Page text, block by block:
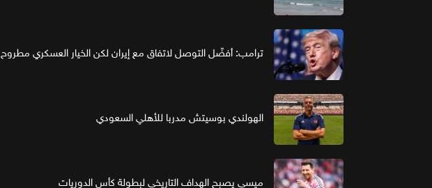
ترامب: أفضّل التوصل لاتفاق مع إيران لكن الخيار العسكري مطروح
الهولندي بوسيتش مدربا للأهلي السعودي
ميسي يصبح الهداف التاريخي لبطولة كأس الدوريات